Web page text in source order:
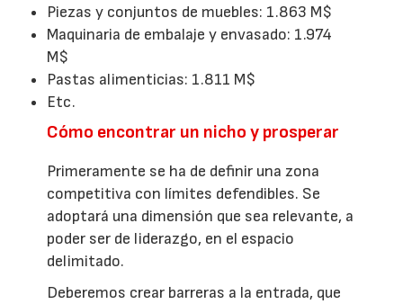
Piezas y conjuntos de muebles: 1.863 M$
Maquinaria de embalaje y envasado: 1.974
M$
Pastas alimenticias: 1.811 M$
Etc.
Cómo encontrar un nicho y prosperar
Primeramente se ha de definir una zona
competitiva con límites defendibles. Se
adoptará una dimensión que sea relevante, a
poder ser de liderazgo, en el espacio
delimitado.
Deberemos crear barreras a la entrada, que